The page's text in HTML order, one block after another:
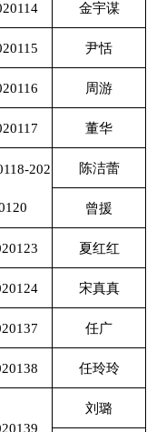
金宇谋
尹恬
周游
董华
202 陈洁蕾
曾援
夏红红
宋真真
任广
任玲玲
刘璐